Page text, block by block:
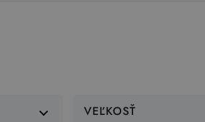
VEĽKOSŤ